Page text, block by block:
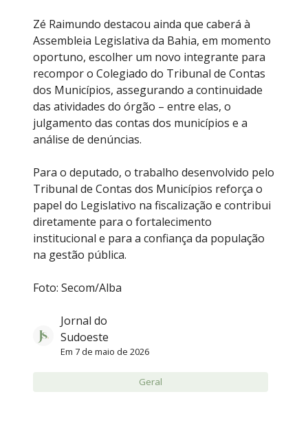
Zé Raimundo destacou ainda que caberá à
Assembleia Legislativa da Bahia, em momento
oportuno, escolher um novo integrante para
recompor o Colegiado do Tribunal de Contas
dos Municípios, assegurando a continuidade
das atividades do órgão – entre elas, o
julgamento das contas dos municípios e a
análise de denúncias.
Para o deputado, o trabalho desenvolvido pelo
Tribunal de Contas dos Municípios reforça o
papel do Legislativo na fiscalização e contribui
diretamente para o fortalecimento
institucional e para a confiança da população
na gestão pública.
Foto: Secom/Alba
Jornal do
Sudoeste
Em 7 de maio de 2026
Geral